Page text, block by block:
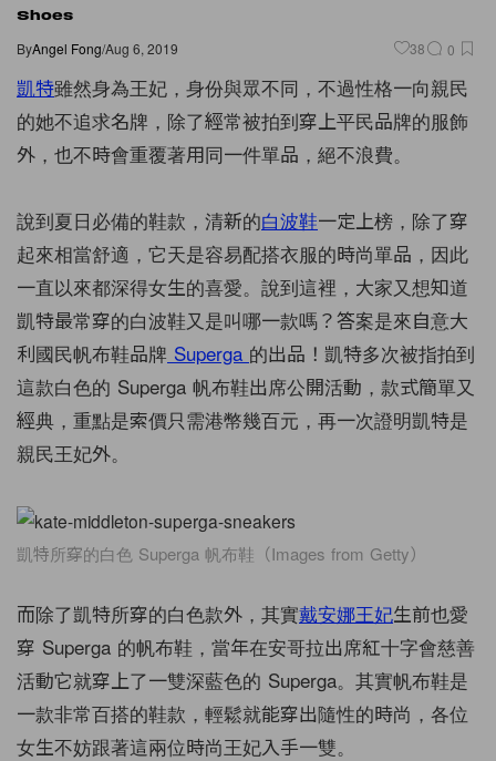
Shoes
ByAngel Fong/Aug 6, 2019 38 0
凱特雖然身為王妃，身份與眾不同，不過性格一向親民
的她不追求名牌，除了經常被拍到穿上平民品牌的服飾
外，也不時會重覆著用同一件單品，絕不浪費。
說到夏日必備的鞋款，清新的白波鞋一定上榜，除了穿
起來相當舒適，它天是容易配搭衣服的時尚單品，因此
一直以來都深得女生的喜愛。說到這裡，大家又想知道
凱特最常穿的白波鞋又是叫哪一款嗎？答案是來自意大
利國民帆布鞋品牌 Superga 的出品！凱特多次被指拍到
這款白色的 Superga 帆布鞋出席公開活動，款式簡單又
經典，重點是索價只需港幣幾百元，再一次證明凱特是
親民王妃外。
凱特所穿的白色 Superga 帆布鞋（Images from Getty）
而除了凱特所穿的白色款外，其實戴安娜王妃生前也愛
穿 Superga 的帆布鞋，當年在安哥拉出席紅十字會慈善
活動它就穿上了一雙深藍色的 Superga。其實帆布鞋是
一款非常百搭的鞋款，輕鬆就能穿出隨性的時尚，各位
女生不妨跟著這兩位時尚王妃入手一雙。